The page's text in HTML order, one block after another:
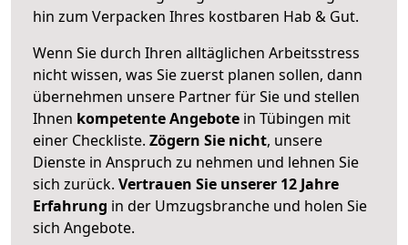
hin zum Verpacken Ihres kostbaren Hab & Gut.
Wenn Sie durch Ihren alltäglichen Arbeitsstress
nicht wissen, was Sie zuerst planen sollen, dann
übernehmen unsere Partner für Sie und stellen
Ihnen kompetente Angebote in Tübingen mit
einer Checkliste. Zögern Sie nicht, unsere
Dienste in Anspruch zu nehmen und lehnen Sie
sich zurück. Vertrauen Sie unserer 12 Jahre
Erfahrung in der Umzugsbranche und holen Sie
sich Angebote.